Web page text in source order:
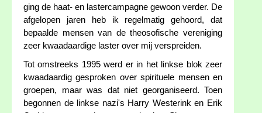
ging de haat- en lastercampagne gewoon verder. De
afgelopen jaren heb ik regelmatig gehoord, dat
bepaalde mensen van de theosofische vereniging
zeer kwaadaardige laster over mij verspreiden.
Tot omstreeks 1995 werd er in het linkse blok zeer
kwaadaardig gesproken over spirituele mensen en
groepen, maar was dat niet georganiseerd. Toen
begonnen de linkse nazi's Harry Westerink en Erik